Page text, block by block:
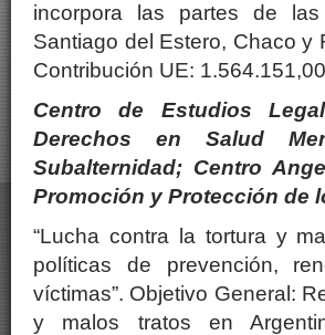
incorpora las partes de
Santiago del Estero, Chaco y
Contribución UE:
Centro de Estudios
Derechos en Salud
Subalternidad; Centro
Promoción y Protección de
“Lucha contra la tortura y
políticas de prevención,
víctimas”. Objetivo General:
y malos tratos en